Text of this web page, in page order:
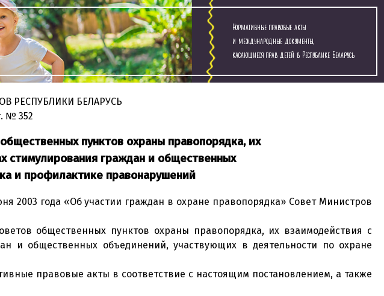
Нормативные правовые акты
и международные документы,
касающиеся прав детей в Республике Беларусь
РЕСПУБЛИКИ БЕЛАРУСЬ
№ 352
пунктов охраны правопорядка, их
стимулирования граждан и общественных
и профилактике правонарушений
2003 года «Об участии граждан в охране правопорядка» Совет Министров
общественных пунктов охраны правопорядка, их взаимодействия с
и общественных объединений, участвующих в деятельности по охране
правовые акты в соответствие с настоящим постановлением, а также